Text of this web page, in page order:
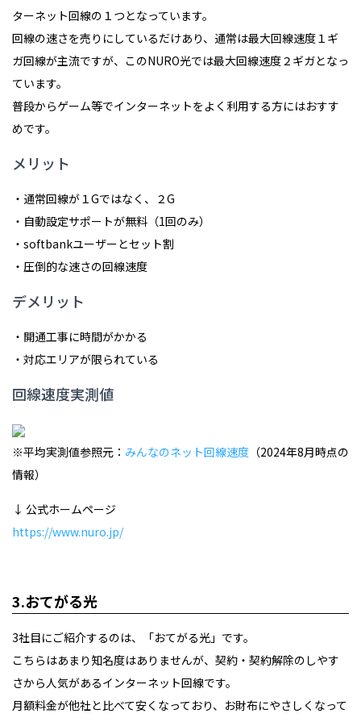
ターネット回線の１つとなっています。
回線の速さを売りにしているだけあり、通常は最大回線速度１ギ
ガ回線が主流ですが、このNURO光では最大回線速度２ギガとなっ
ています。
普段からゲーム等でインターネットをよく利用する方にはおすす
めです。
メリット
・通常回線が１Gではなく、２G
・自動設定サポートが無料（1回のみ）
・softbankユーザーとセット割
・圧倒的な速さの回線速度
デメリット
・開通工事に時間がかかる
・対応エリアが限られている
回線速度実測値
※平均実測値参照元： みんなのネット回線速度 （2024年8月時点の
情報）
↓ 公式ホームページ
https://www.nuro.jp/
3.おてがる光
3社目にご紹介するのは、「おてがる光」です。
こちらはあまり知名度はありませんが、契約・契約解除のしやす
さから人気があるインターネット回線です。
月額料金が他社と比べて安くなっており、お財布にやさしくなって